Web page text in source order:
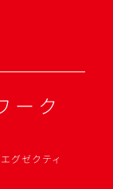
ーク
グゼクティ